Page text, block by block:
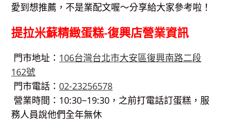
愛到想推薦，不是業配文喔～分享給大家參考啦！
提拉米蘇精緻蛋糕-復興店營業資訊
門市地址： 106台灣台北市大安區復興南路二段
162號
門市電話： 02-23256578
營業時間：10:30~19:30，之前打電話訂蛋糕，服
務人員說他們全年無休